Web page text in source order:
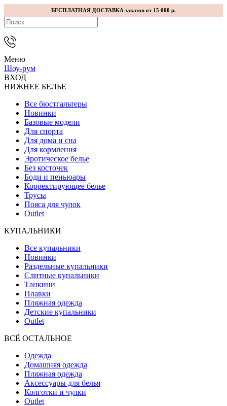
БЕСПЛАТНАЯ ДОСТАВКА заказов от 15 000 р.
Меню
Шоу-рум
ВХОД
НИЖНЕЕ БЕЛЬЕ
Все бюстгальтеры
Новинки
Базовые модели
Для спорта
Для дома и сна
Для кормления
Эротическое белье
Без косточек
Боди и пеньюары
Корректирующее белье
Трусы
Пояса для чулок
Outlet
КУПАЛЬНИКИ
Все купальники
Новинки
Раздельные купальники
Слитные купальники
Танкини
Плавки
Пляжная одежда
Детские купальники
Outlet
ВCЁ ОСТАЛЬНОЕ
Одежда
Домашняя одежда
Пляжная одежда
Аксессуары для белья
Колготки и чулки
Outlet